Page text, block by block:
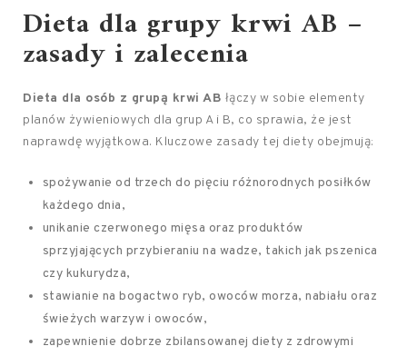
Dieta dla grupy krwi AB –
zasady i zalecenia
Dieta dla osób z grupą krwi AB łączy w sobie elementy
planów żywieniowych dla grup A i B, co sprawia, że jest
naprawdę wyjątkowa. Kluczowe zasady tej diety obejmują:
spożywanie od trzech do pięciu różnorodnych posiłków
każdego dnia,
unikanie czerwonego mięsa oraz produktów
sprzyjających przybieraniu na wadze, takich jak pszenica
czy kukurydza,
stawianie na bogactwo ryb, owoców morza, nabiału oraz
świeżych warzyw i owoców,
zapewnienie dobrze zbilansowanej diety z zdrowymi